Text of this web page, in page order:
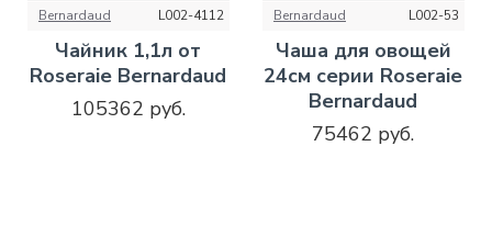
Bernardaud L002-4112
Чайник 1,1л от
Roseraie Bernardaud
105362 руб.
Bernardaud L002-53
Чаша для овощей
24см серии Roseraie
Bernardaud
75462 руб.